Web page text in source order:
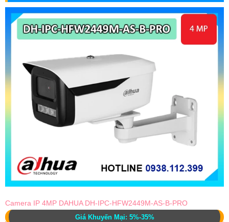
Camera IP 4MP DAHUA DH-IPC-HFW2449M-AS-B-PRO
Giá Khuyến Mại: 5%-35%